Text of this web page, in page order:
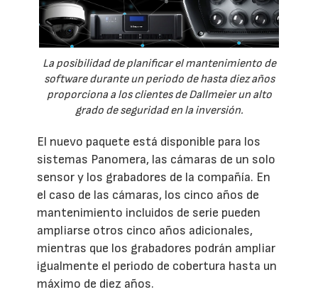
La posibilidad de planificar el mantenimiento de
software durante un periodo de hasta diez años
proporciona a los clientes de Dallmeier un alto
grado de seguridad en la inversión.
El nuevo paquete está disponible para los
sistemas Panomera, las cámaras de un solo
sensor y los grabadores de la compañía. En
el caso de las cámaras, los cinco años de
mantenimiento incluidos de serie pueden
ampliarse otros cinco años adicionales,
mientras que los grabadores podrán ampliar
igualmente el periodo de cobertura hasta un
máximo de diez años.